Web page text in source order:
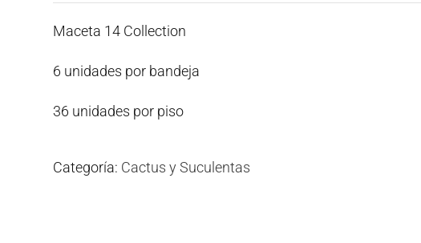
Maceta 14 Collection
6 unidades por bandeja
36 unidades por piso
Categoría: Cactus y Suculentas